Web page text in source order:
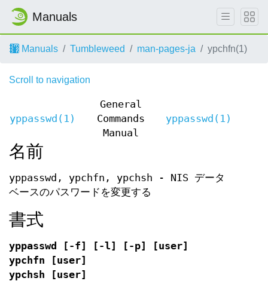
Manuals
Manuals Tumbleweed man-pages-ja ypchfn(1)
Scroll to navigation
yppasswd(1)
General
Commands
Manual
yppasswd(1)
名前
yppasswd, ypchfn, ypchsh - NIS データ
ベースのパスワードを変更する
書式
yppasswd [-f] [-l] [-p] [user]
ypchfn [user]
ypchsh [user]